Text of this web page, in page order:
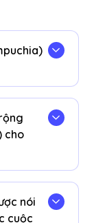
cho
Khmer
nói
cuộc